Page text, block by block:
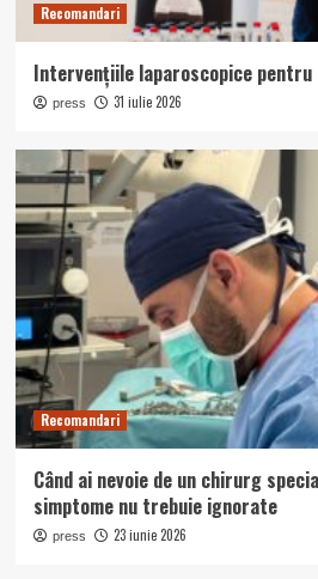
Recomandari
Intervențiile laparoscopice
press 31 iulie 2026
Recomandari
Când ai nevoie de un chirurg
simptome nu trebuie ignorate
press 23 iunie 2026